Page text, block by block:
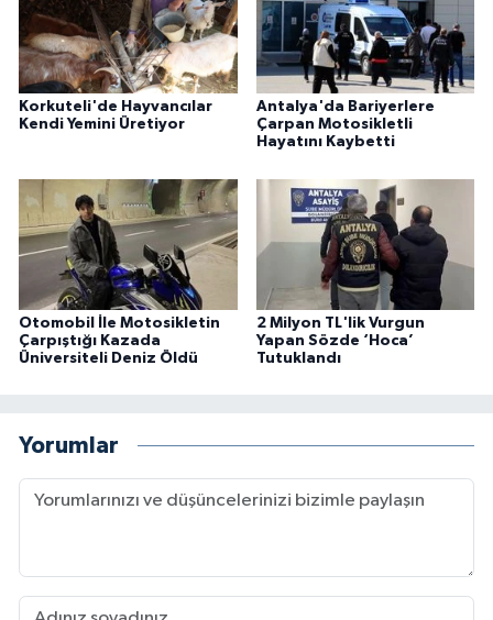
Korkuteli'de Hayvancılar
Kendi Yemini Üretiyor
Antalya'da Bariyerlere
Çarpan Motosikletli
Hayatını Kaybetti
Otomobil İle Motosikletin
Çarpıştığı Kazada
Üniversiteli Deniz Öldü
2 Milyon TL'lik Vurgun
Yapan Sözde ‘Hoca’
Tutuklandı
Yorumlar